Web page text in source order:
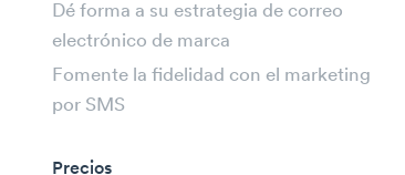
Dé forma a su estrategia de correo
electrónico de marca
Fomente la fidelidad con el marketing
por SMS
Precios